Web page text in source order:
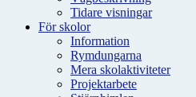
Tidare visningar
För skolor
Information
Rymdungarna
Mera skolaktiviteter
Projektarbete